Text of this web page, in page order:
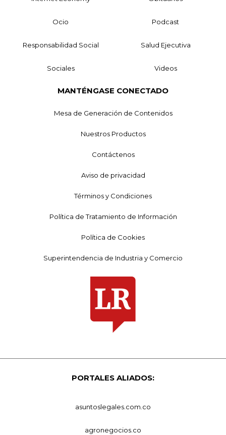
Ocio Podcast
Responsabilidad Social Salud Ejecutiva
Sociales Videos
MANTÉNGASE CONECTADO
Mesa de Generación de Contenidos
Nuestros Productos
Contáctenos
Aviso de privacidad
Términos y Condiciones
Política de Tratamiento de Información
Política de Cookies
Superintendencia de Industria y Comercio
PORTALES ALIADOS:
asuntoslegales.com.co
agronegocios.co